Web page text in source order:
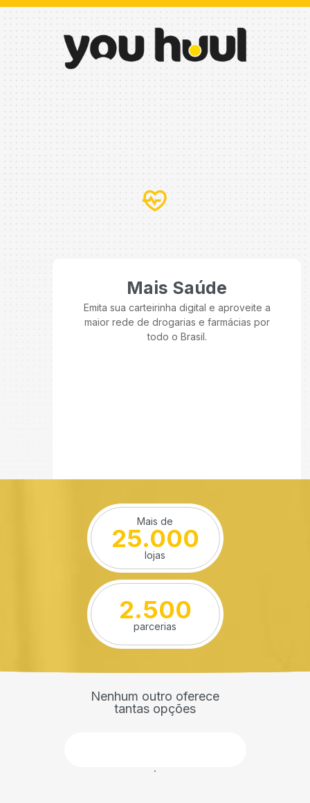
Mais Saúde
Emita sua carteirinha digital e aproveite a
maior rede de drogarias e farmácias por
todo o Brasil.
Mais de
25.000
lojas
2.500
parcerias
Nenhum outro oferece
tantas opções